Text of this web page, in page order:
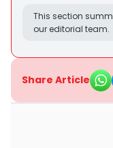
This section
our editorial team.
Share Article